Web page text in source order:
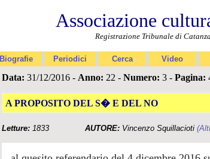
Associazione
Registrazione Tribunale di
Biografie Periodici Cerca Video
Data: 31/12/2016 - Anno: 22 - Numero: 3 - Pagina:
A PROPOSITO DEL S� E DEL NO
Letture: 1833 AUTORE: Vincenzo Squillacioti